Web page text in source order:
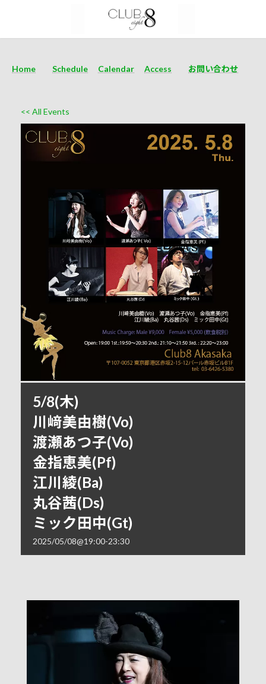
Home Schedule Calendar Access お問い合わせ
<< All Events
5/8(木)
川﨑美由樹(Vo)
渡瀬あつ子(Vo)
金指恵美(Pf)
江川綾(Ba)
丸谷茜(Ds)
ミック田中(Gt)
2025/05/08@19:00-23:30